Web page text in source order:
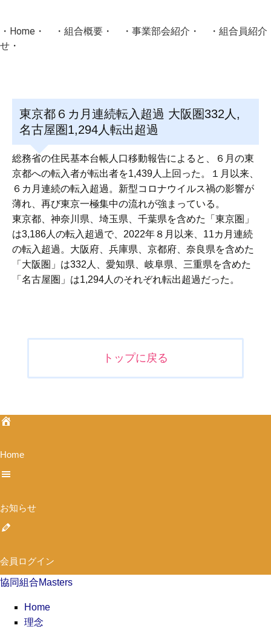
・ Home ・ ・ 組合概要 ・ ・ 事業部会紹介 ・ ・ 組合員紹介
せ ・
協同組合Masters／
国土交通省・経済産業省・農林水産省・厚生労働省 認可
Masters組合員ログイン
東京都６カ月連続転入超過 大阪圏332人,
名古屋圏1,294人転出超過
総務省の住民基本台帳人口移動報告によると、６月の東
京都への転入者が転出者を1,439人上回った。１月以来、
６カ月連続の転入超過。新型コロナウイルス禍の影響が
薄れ、再び東京一極集中の流れが強まっている。
東京都、神奈川県、埼玉県、千葉県を含めた「東京圏」
は3,186人の転入超過で、2022年８月以来、11カ月連続
の転入超過。大阪府、兵庫県、京都府、奈良県を含めた
「大阪圏」は332人、愛知県、岐阜県、三重県を含めた
「名古屋圏」は1,294人のそれぞれ転出超過だった。
シ
トップに戻る
Home
お知らせ
会員ログイン
協同組合Masters
Home
理念